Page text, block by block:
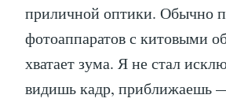
приличной оптики. Обычно
фотоаппаратов с китовыми
хватает зума. Я не стал
видишь кадр, приближаешь